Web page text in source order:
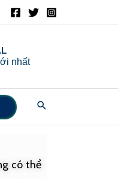
nhất
Search
có thể